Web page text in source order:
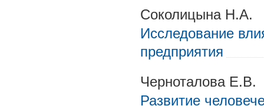
Соколицына Н.А.
Исследование
предприятия
Черноталова Е.В.
Развитие